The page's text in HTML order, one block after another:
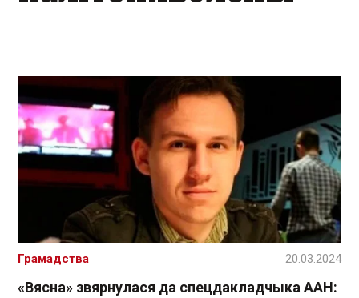
«Вясна» звярнулася да спецдакладчыка ААН:
Грамадства 20.03.2024